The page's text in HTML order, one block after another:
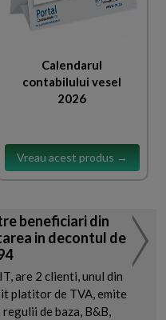
Calendarul
contabilului vesel
2026
Vreau acest produs →
beneficiari din
in decontul de
are 2 clienti, unul din
platitor de TVA, emite
de baza, B&B,